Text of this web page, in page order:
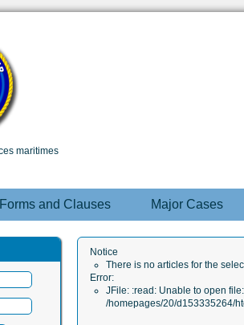
Forms and Clauses Major Cases
Notice
There is no articles for the
Error:
JFile: :read: Unable to open file:
/homepages/20/d153335264/